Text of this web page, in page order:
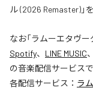
ル (2026 Remaster)」
なお「ラムーエタヴー
Spotify、 LINE MUSIC、
の音楽配信サービス
各配信サービス： ラ